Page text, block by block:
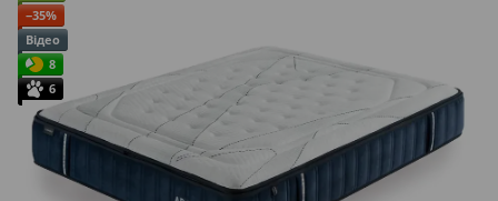
−35%
Відео
8
6